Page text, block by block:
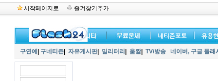
시작페이지로 즐겨찾기추가
구연예 구네티즌 자유게시판| 밀리터리 움짤| TV/방송 네이버, 구글 플